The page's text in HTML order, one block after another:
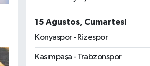
15 Ağustos, Cumartesi
Konyaspor - Rizespor
Kasımpaşa - Trabzonspor